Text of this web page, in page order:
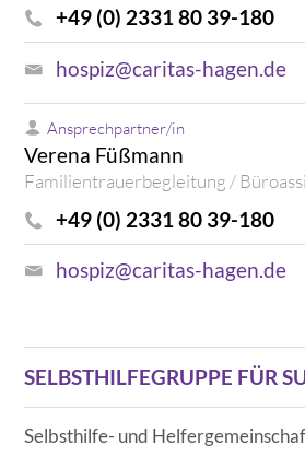
+49 (0) 2331 80 39-180
hospiz@caritas-hagen.de
Ansprechpartner/in
Verena Füßmann
Familientrauerbegleitung /
+49 (0) 2331 80 39-180
hospiz@caritas-hagen.de
SELBSTHILFEGRUPPE FÜR
Selbsthilfe- und